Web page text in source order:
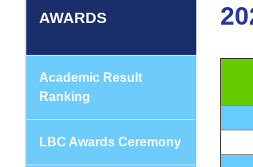
AWARDS
Academic Result
Ranking
LBC Awards Ceremony